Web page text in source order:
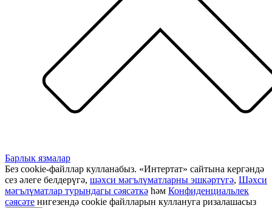
Барлык язмалар
Без cookie-файллар кулланабыз. «Интертат» сайтына кергәндә
сез әлеге белдерүгә, шәхси мәгълүматларны эшкәртүгә, Шәхси
мәгълүматлар турындагы сәясәткә һәм Конфиденциальлек
сәясәте нигезендә cookie файлларын куллануга ризалашасыз